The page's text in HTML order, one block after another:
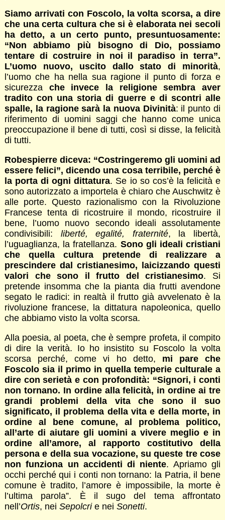
Siamo arrivati con Foscolo, la volta scorsa, a dire
che una certa cultura che si è elaborata nei secoli
ha detto, a un certo punto, presuntuosamente:
“Non abbiamo più bisogno di Dio, possiamo
tentare di costruire in noi il paradiso in terra”.
L’uomo nuovo, uscito dallo stato di minorità,
l’uomo che ha nella sua ragione il punto di forza e
sicurezza che invece la religione sembra aver
tradito con una storia di guerre e di scontri alle
spalle, la ragione sarà la nuova Divinità: il punto di
riferimento di uomini saggi che hanno come unica
preoccupazione il bene di tutti, così si disse, la felicità
di tutti.
Robespierre diceva: “Costringeremo gli uomini ad
essere felici”, dicendo una cosa terribile, perché è
la porta di ogni dittatura. Se io so cos’è la felicità e
sono autorizzato a importela è chiaro che Auschwitz è
alle porte. Questo razionalismo con la Rivoluzione
Francese tenta di ricostruire il mondo, ricostruire il
bene, l’uomo nuovo secondo ideali assolutamente
condivisibili: liberté, egalité, fraternité, la libertà,
l’uguaglianza, la fratellanza. Sono gli ideali cristiani
che quella cultura pretende di realizzare a
prescindere dal cristianesimo, laicizzando questi
valori che sono il frutto del cristianesimo. Si
pretende insomma che la pianta dia frutti avendone
segato le radici: in realtà il frutto già avvelenato è la
rivoluzione francese, la dittatura napoleonica, quello
che abbiamo visto la volta scorsa.
Alla poesia, al poeta, che è sempre profeta, il compito
di dire la verità. Io ho insistito su Foscolo la volta
scorsa perché, come vi ho detto, mi pare che
Foscolo sia il primo in quella temperie culturale a
dire con serietà e con profondità: “Signori, i conti
non tornano. In ordine alla felicità, in ordine ai tre
grandi problemi della vita che sono il suo
significato, il problema della vita e della morte, in
ordine al bene comune, al problema politico,
all’arte di aiutare gli uomini a vivere meglio e in
ordine all’amore, al rapporto costitutivo della
persona e della sua vocazione, su queste tre cose
non funziona un accidenti di niente. Apriamo gli
occhi perché qui i conti non tornano: la Patria, il bene
comune è tradito, l’amore è impossibile, la morte è
l’ultima parola”. È il sugo del tema affrontato
nell’Ortis, nei Sepolcrie nei Sonetti.